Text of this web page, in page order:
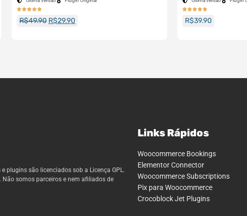

R$49.90 R$29.90

R$39.90
plugins são licenciados sob a Licença GPL.
somos parceiros e nem afiliados de
Links Rápidos
Woocommerce Bookings
Elementor Connector
Woocommerce Subscriptions
Pix para Woocommerce
Crocoblock Jet Plugins